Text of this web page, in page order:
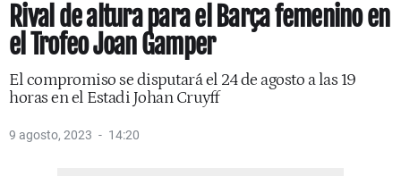
Rival de altura para el Barça femenino en
el Trofeo Joan Gamper
El compromiso se disputará el 24 de agosto a las 19
horas en el Estadi Johan Cruyff
9 agosto, 2023 14:20